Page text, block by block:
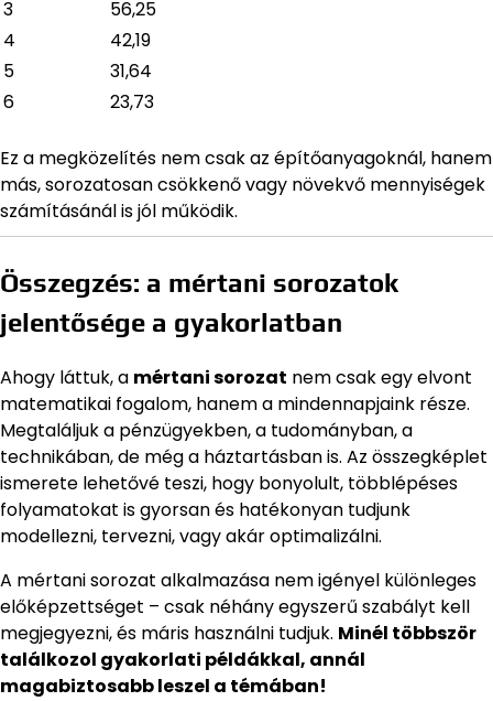
3
56,25
4
42,19
5
31,64
6
23,73
Ez a megközelítés nem csak az építőanyagoknál, hanem
más, sorozatosan csökkenő vagy növekvő mennyiségek
számításánál is jól működik.
Összegzés: a mértani sorozatok
jelentősége a gyakorlatban
Ahogy láttuk, a mértani sorozat nem csak egy elvont
matematikai fogalom, hanem a mindennapjaink része.
Megtaláljuk a pénzügyekben, a tudományban, a
technikában, de még a háztartásban is. Az összegképlet
ismerete lehetővé teszi, hogy bonyolult, többlépéses
folyamatokat is gyorsan és hatékonyan tudjunk
modellezni, tervezni, vagy akár optimalizálni.
A mértani sorozat alkalmazása nem igényel különleges
előképzettséget – csak néhány egyszerű szabályt kell
megjegyezni, és máris használni tudjuk. Minél többször
találkozol gyakorlati példákkal, annál
magabiztosabb leszel a témában!